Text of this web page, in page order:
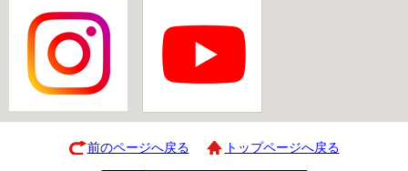
前のページへ戻る トップページへ戻る